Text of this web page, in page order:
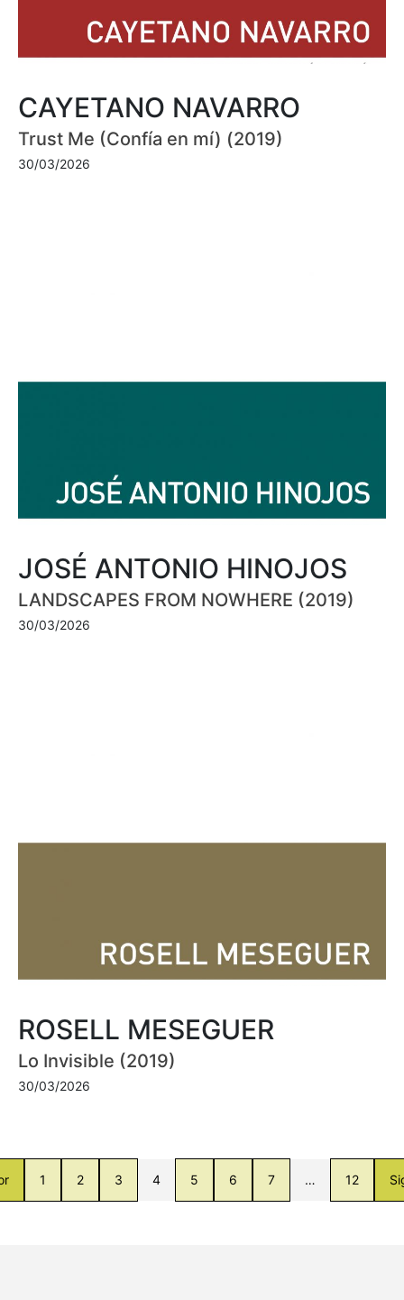
CAYETANO NAVARRO
Trust Me (Confía en mí) (2019)
30/03/2026
JOSÉ ANTONIO HINOJOS
LANDSCAPES FROM NOWHERE (2019)
30/03/2026
ROSELL MESEGUER
Lo Invisible (2019)
30/03/2026
1 2 3 4 5 6 7 … 12